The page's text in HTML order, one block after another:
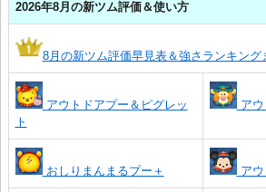
2026年8月の新ツム評価＆使い方
8月の新ツム評価早見表＆強さランキング
アウトドアプー＆ピグレッ
ト
ア
おしりまんまるプー＋ ア